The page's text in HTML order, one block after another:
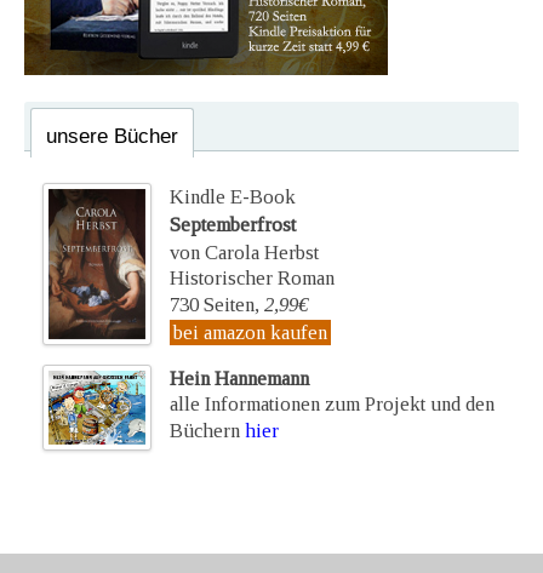
unsere Bücher
Kindle E-Book
Septemberfrost
von Carola Herbst
Historischer Roman
730 Seiten, 2,99€
bei amazon kaufen
Hein Hannemann
alle Informationen zum Projekt und den
Büchern hier